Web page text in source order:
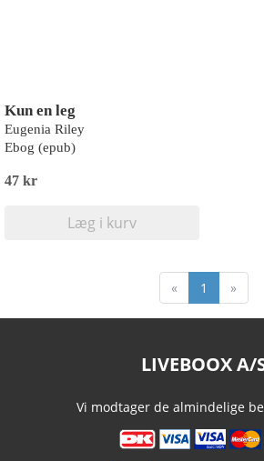
Kun en leg
Eugenia Riley
Ebog (epub)
47 kr
Læg i kurv
« 1 »
LIVEBOOX A/
Vi modtager de almindelige